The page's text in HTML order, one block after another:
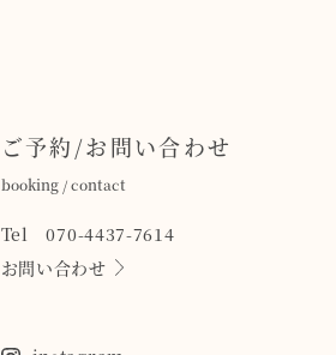
ご予約/お問い合わせ
booking / contact
Tel 070-4437-7614
お問い合わせ